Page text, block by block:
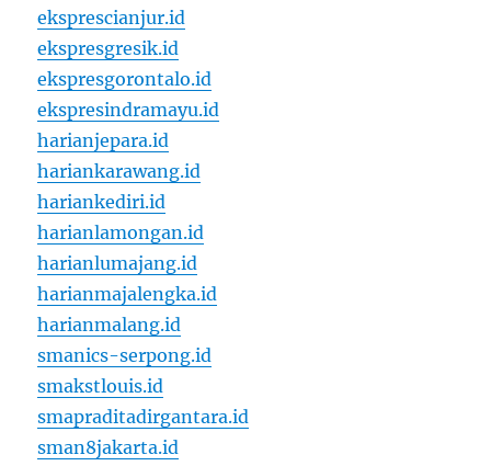
eksprescianjur.id
ekspresgresik.id
ekspresgorontalo.id
ekspresindramayu.id
harianjepara.id
hariankarawang.id
hariankediri.id
harianlamongan.id
harianlumajang.id
harianmajalengka.id
harianmalang.id
smanics-serpong.id
smakstlouis.id
smapraditadirgantara.id
sman8jakarta.id